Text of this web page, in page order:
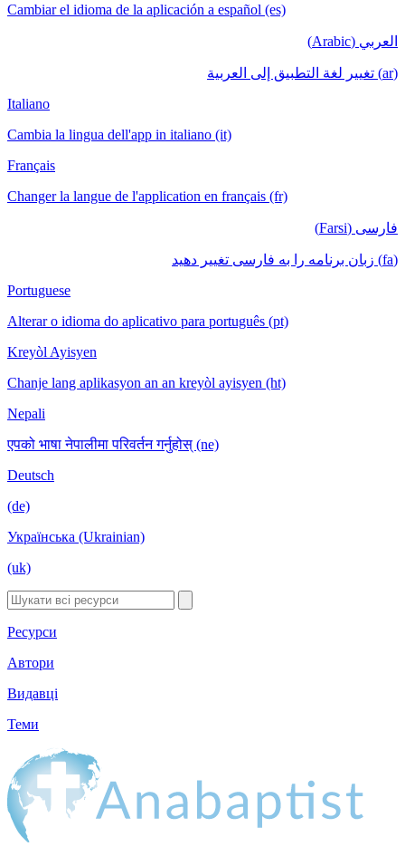
Cambiar el idioma de la aplicación a español (es)
العربي (Arabic)
(ar) تغيير لغة التطبيق إلى العربية
Italiano
Cambia la lingua dell'app in italiano (it)
Français
Changer la langue de l'application en français (fr)
فارسی (Farsi)
(fa) زبان برنامه را به فارسی تغییر دهید
Portuguese
Alterar o idioma do aplicativo para português (pt)
Kreyòl Ayisyen
Chanje lang aplikasyon an an kreyòl ayisyen (ht)
Nepali
एपको भाषा नेपालीमा परिवर्तन गर्नुहोस् (ne)
Deutsch
(de)
Українська (Ukrainian)
(uk)
Ресурси
Автори
Видавці
Теми